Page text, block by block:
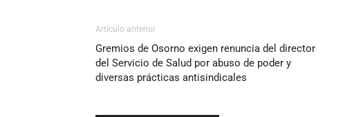
Artículo anterior
Gremios de Osorno exigen renuncia del director
del Servicio de Salud por abuso de poder y
diversas prácticas antisindicales